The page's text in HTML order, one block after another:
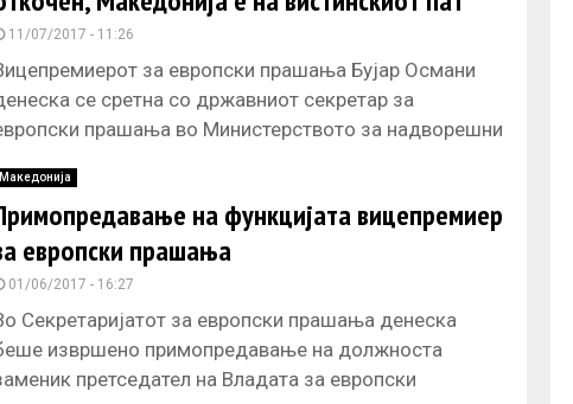
11/07/2017 - 11:26
за европски прашања Бујар Османи
се сретна со државниот секретар за
прашања во Министерството за надворешни
Македонија
на функцијата вицепремиер
европски прашања
01/06/2017 - 16:27
Секретаријатот за европски прашања денеска
извршено примопредавање на должноста
претседател на Владата за европски